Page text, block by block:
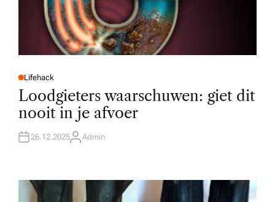
P
O
T
E
D
N
Lifehack
Loodgieters waarschuwen: giet dit
nooit in je afvoer
26.12.2025A
R
Admin